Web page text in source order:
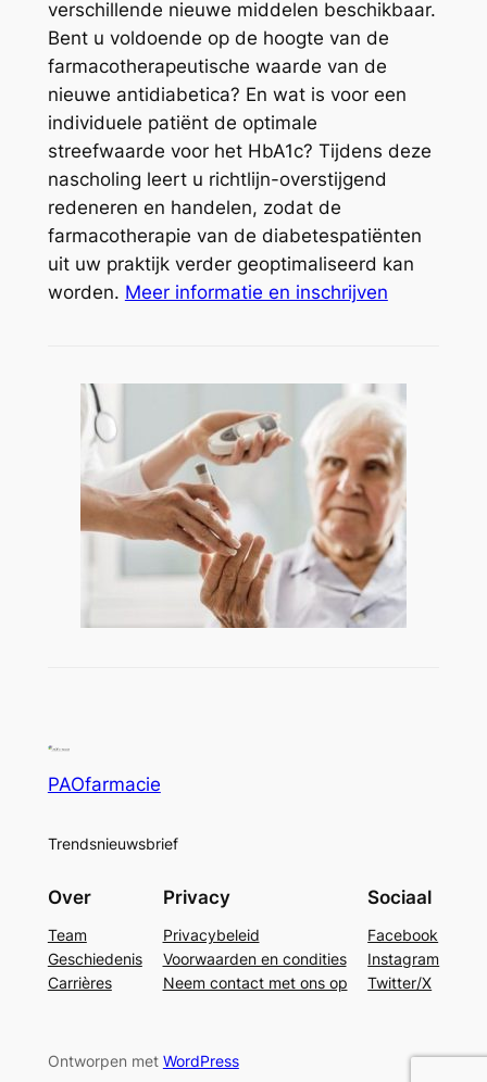
verschillende nieuwe middelen beschikbaar.
Bent u voldoende op de hoogte van de
farmacotherapeutische waarde van de
nieuwe antidiabetica? En wat is voor een
individuele patiënt de optimale
streefwaarde voor het HbA1c? Tijdens deze
nascholing leert u richtlijn-overstijgend
redeneren en handelen, zodat de
farmacotherapie van de diabetespatiënten
uit uw praktijk verder geoptimaliseerd kan
worden. Meer informatie en inschrijven
PAOfarmacie
Trendsnieuwsbrief
Over
Team
Geschiedenis
Carrières
Privacy
Privacybeleid
Voorwaarden en condities
Neem contact met ons op
Sociaal
Facebook
Instagram
Twitter/X
Ontworpen met WordPress